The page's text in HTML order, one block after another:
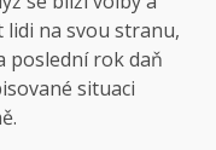
lidi na svou stranu,
poslední rok daň
situaci